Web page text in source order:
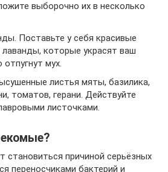
выборочно их в несколько
Поставьте у себя красивые
которые украсят ваш
мух.
листья мяты, базилика,
томатов, герани. Действуйте
листочками.
становиться причиной серьёзных
переносчиками бактерий и